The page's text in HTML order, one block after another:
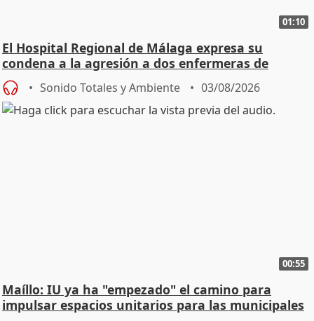
01:10
El Hospital Regional de Málaga expresa su
condena a la agresión a dos enfermeras de
Urgencias
Sonido Totales y Ambiente 03/08/2026
00:55
Maíllo: IU ya ha "empezado" el camino para
impulsar espacios unitarios para las municipales